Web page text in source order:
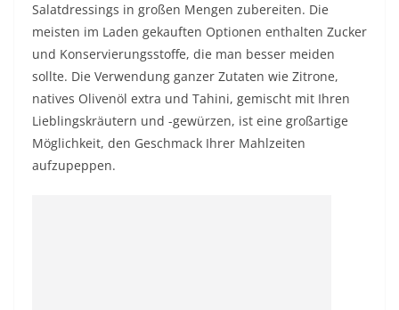
Salatdressings in großen Mengen zubereiten. Die
meisten im Laden gekauften Optionen enthalten Zucker
und Konservierungsstoffe, die man besser meiden
sollte. Die Verwendung ganzer Zutaten wie Zitrone,
natives Olivenöl extra und Tahini, gemischt mit Ihren
Lieblingskräutern und -gewürzen, ist eine großartige
Möglichkeit, den Geschmack Ihrer Mahlzeiten
aufzupeppen.